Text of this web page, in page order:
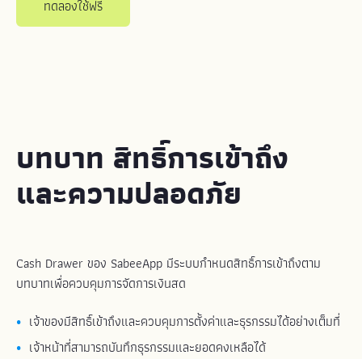
ทดลองใช้ฟรี
บทบาท สิทธิ์การเข้าถึง
และความปลอดภัย
Cash Drawer ของ SabeeApp มีระบบกำหนดสิทธิ์การเข้าถึงตาม
บทบาทเพื่อควบคุมการจัดการเงินสด
เจ้าของมีสิทธิ์เข้าถึงและควบคุมการตั้งค่าและธุรกรรมได้อย่างเต็มที่
เจ้าหน้าที่สามารถบันทึกธุรกรรมและยอดคงเหลือได้